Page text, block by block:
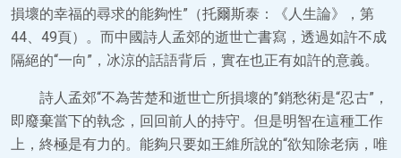
損壞的幸福的尋求的能夠性”（托爾斯泰：《人生論》，第
44、49頁）。而中國詩人孟郊的逝世亡書寫，透過如許不成
隔絕的“一向”，冰涼的話語背后，實在也正有如許的意義。
詩人孟郊“不為苦楚和逝世亡所損壞的”銷愁術是“忍古”，
即廢棄當下的執念，回回前人的持守。但是明智在這種工作
上，終極是有力的。能夠只要如王維所說的“欲知除老病，唯